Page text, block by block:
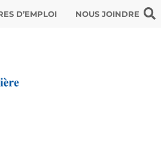
D’EMPLOI NOUS JOINDRE